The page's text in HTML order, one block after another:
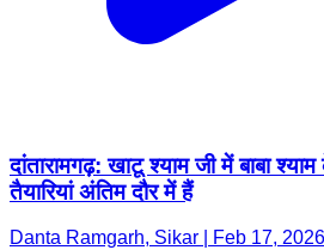
दांतारामगढ़: खाटू श्याम जी में बाबा
तैयारियां अंतिम दौर में हैं
Danta Ramgarh, Sikar | Feb 17, 2026